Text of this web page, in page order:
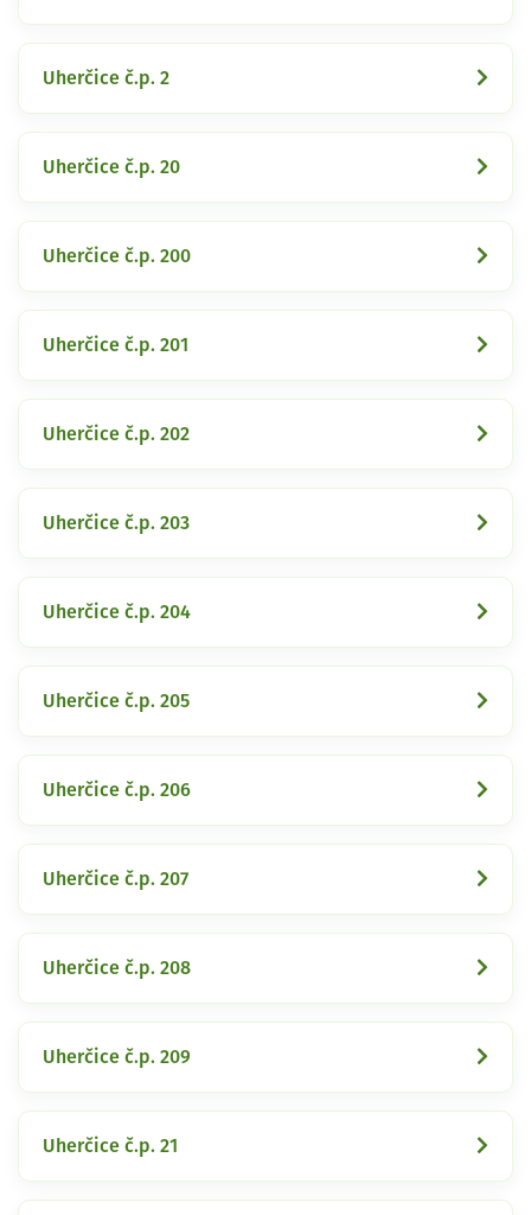
Uherčice č.p. 2
Uherčice č.p. 20
Uherčice č.p. 200
Uherčice č.p. 201
Uherčice č.p. 202
Uherčice č.p. 203
Uherčice č.p. 204
Uherčice č.p. 205
Uherčice č.p. 206
Uherčice č.p. 207
Uherčice č.p. 208
Uherčice č.p. 209
Uherčice č.p. 21